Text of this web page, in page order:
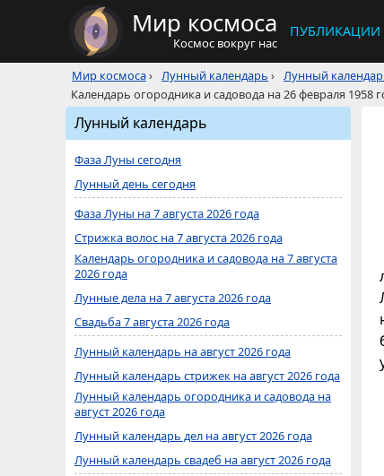
Мир космоса
Космос вокруг нас
ПУБЛИКАЦИИ
Мир космоса› Лунный календарь › Лунный
Календарь огородника и садовода на 26 февраля 1958
Лунный календарь
Фаза Луны сегодня
Лунный день сегодня
Фаза Луны на 7 августа 2026 года
Стрижка волос на 7 августа 2026 года
Календарь огородника и садовода на 7 августа
2026 года
Лунные дела на 7 августа 2026 года
Свадьба 7 августа 2026 года
Лунный календарь на август 2026 года
Лунный календарь стрижек на август 2026 года
Лунный календарь огородника и садовода на
август 2026 года
Лунный календарь дел на август 2026 года
Лунный календарь свадеб на август 2026 года